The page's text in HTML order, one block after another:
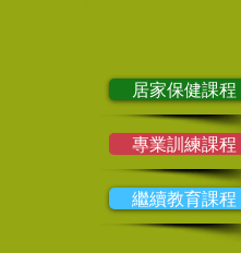
居家保健課程
專業訓練課程
繼續教育課程